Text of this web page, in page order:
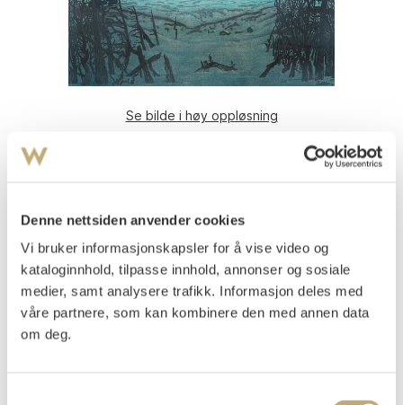
Denne nettsiden anvender cookies
Vi bruker informasjonskapsler for å vise video og
kataloginnhold, tilpasse innhold, annonser og sosiale
medier, samt analysere trafikk. Informasjon deles med
våre partnere, som kan kombinere den med annen data
om deg.
Se bilde i høy oppløsning
Sohlberg, Harald
Fargelitografi, oppklebet på papp
69,3x76,3
Signert med blyant nede t.h.: Sohlberg.
Signert og datert i platen nede t.h.: Sohlberg 1917
Nummerert nede t.v.: 85
Vurdering